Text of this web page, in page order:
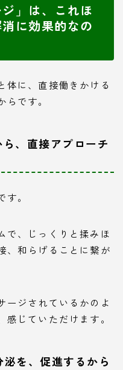
」は、これほ
に効果的なの
体に、直接働きかける
です。
、直接アプローチ
。
で、じっくりと揉みほ
、和らげることに繋が
ージされているかのよ
じていただけます。
を、促進するから